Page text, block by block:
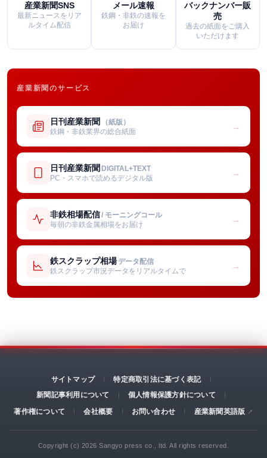
産業新聞SNS
最新ニュースをリア
ルタイム配信
メール速報
鉄鋼・非鉄の速報を
お届け
バックナンバー販
売
過去の紙面をご購入
いただけます
産業新聞のサービス
日刊産業新聞 （紙版）
鉄鋼・非鉄業界の総合紙面
→
日刊産業新聞 DIGITAL+TEXT
PC・スマホで読めるデジタル版
→
非鉄相場配信/ モーニングコール
毎朝の非鉄金属相場をお届け
→
鉄スクラップ相場 データ配信
鉄スクラップ市況データをリアルタイムで
→
サイトマップ
特定商取引法に基づく表記
新聞記事利用について
個人情報保護方針について
著作権について
会社概要 お問い合わせ 産業新聞英語版
Copyright (c) 2026 Sangyo press co., ltd. All rights reserved.